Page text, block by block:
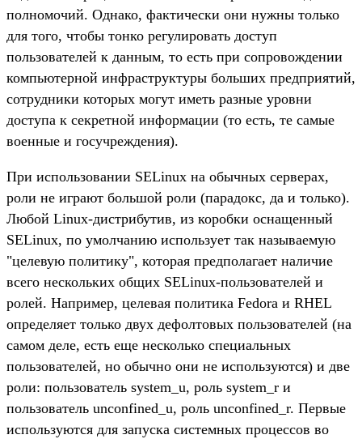
полномочий. Однако, фактически они нужны только
для того, чтобы тонко регулировать доступ
пользователей к данным, то есть при сопровождении
компьютерной инфраструктуры больших предприятий,
сотрудники которых могут иметь разные уровни
доступа к секретной информации (то есть, те самые
военные и госучреждения).
При использовании SELinux на обычных серверах,
роли не играют большой роли (парадокс, да и только).
Любой Linux-дистрибутив, из коробки оснащенный
SELinux, по умолчанию использует так называемую
"целевую политику", которая предполагает наличие
всего нескольких общих SELinux-пользователей и
ролей. Например, целевая политика Fedora и RHEL
определяет только двух дефолтовых пользователей (на
самом деле, есть еще несколько специальных
пользователей, но обычно они не используются) и две
роли: пользователь system_u, роль system_r и
пользователь unconfined_u, роль unconfined_r. Первые
используются для запуска системных процессов во